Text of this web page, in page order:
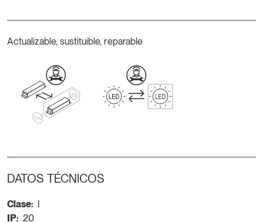
Actualizable, sustituible, reparable
DATOS TÉCNICOS
Clase:
IP: 20